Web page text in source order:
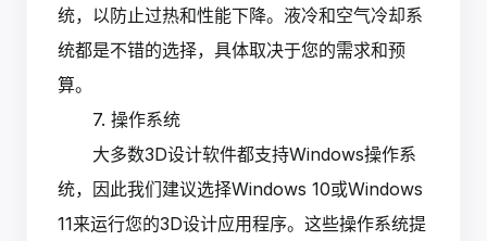
统，以防止过热和性能下降。液冷和空气冷却系
统都是不错的选择，具体取决于您的需求和预
算。
7. 操作系统
大多数3D设计软件都支持Windows操作系
统，因此我们建议选择Windows 10或Windows
11来运行您的3D设计应用程序。这些操作系统提